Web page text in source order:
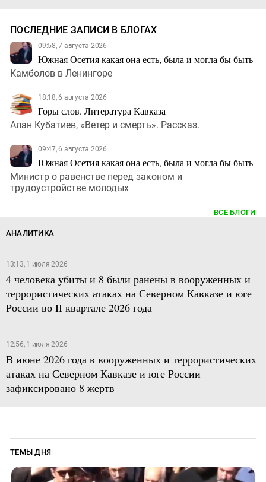
ПОСЛЕДНИЕ ЗАПИСИ В БЛОГАХ
09:58, 7 августа 2026
Южная Осетия какая она есть, была и могла бы быть
Камболов в Ленингоре
18:18, 6 августа 2026
Горы слов. Литература Кавказа
Алан Кубатиев, «Ветер и смерть». Рассказ.
09:47, 6 августа 2026
Южная Осетия какая она есть, была и могла бы быть
Министр о равенстве перед законом и
трудоустройстве молодых
ВСЕ БЛОГИ
АНАЛИТИКА
13:13, 1 июля 2026
4 человека убиты и 8 были ранены в вооруженных и
террористических атаках на Северном Кавказе и юге
России во II квартале 2026 года
12:56, 1 июля 2026
В июне 2026 года в вооруженных и террористических
атаках на Северном Кавказе и юге России
зафиксировано 8 жертв
ТЕМЫ ДНЯ